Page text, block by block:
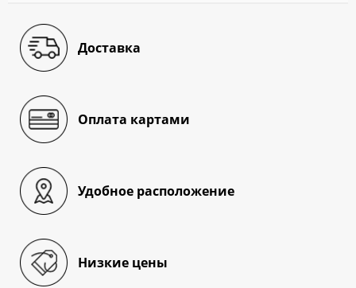
Доставка
Оплата картами
Удобное расположение
Низкие цены